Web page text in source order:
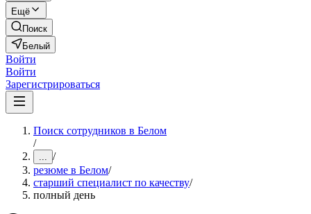
Ещё
Поиск
Белый
Войти
Войти
Зарегистрироваться
Поиск сотрудников в Белом
/
... /
резюме в Белом/
старший специалист по качеству/
полный день